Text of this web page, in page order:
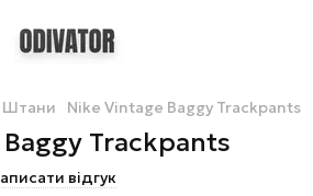
Штани Nike Vintage Baggy Trackpants
Trackpants
відгук